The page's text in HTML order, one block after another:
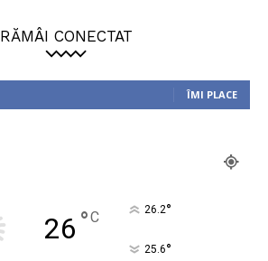
RĂMÂI CONECTAT
ÎMI PLACE
26 °C 26.2°
25.6°